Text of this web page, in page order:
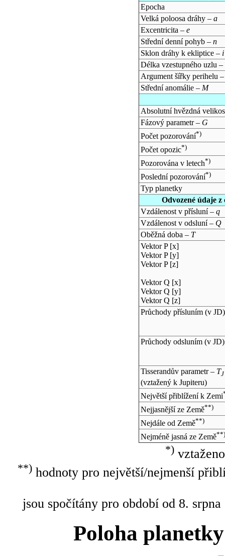
Epocha
Velká poloosa dráhy – a
Excentricita – e
Střední denní pohyb – n
Sklon dráhy k ekliptice – i
Délka vzestupného uzlu –
Argument šířky perihelu
Střední anomálie – M
Absolutní hvězdná
Fázový parametr – G
Počet pozorování*)
Počet opozic*)
Pozorována v letech*)
Poslední pozorování*)
Typ planetky
Odvozené údaje
Vzdálenost v přísluní – q
Vzdálenost v odsluní – Q
Oběžná doba – T
Vektor P [x]
Vektor P [y]
Vektor P [z]
Vektor Q [x]
Vektor Q [y]
Vektor Q [z]
Průchody přísluním (v JD)
Průchody odsluním (v JD)
Tisserandův parametr – TJ
(vztažený k Jupiteru)
Největší přiblížení k Zemi
Nejjasnější ze Země**)
Nejdále od Země**)
Nejméně jasná ze Země**)
*)
**)hodnoty pro největší/nejmenší
jsou spočítány pro období od 8.
Poloha